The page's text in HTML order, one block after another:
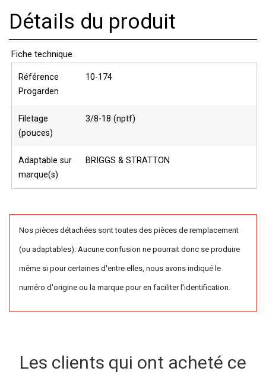
Détails du produit
Fiche technique
Référence
Progarden
10-174
Filetage
(pouces)
3/8-18 (nptf)
Adaptable sur
marque(s)
BRIGGS & STRATTON
Nos pièces détachées sont toutes des pièces de remplacement
(ou adaptables). Aucune confusion ne pourrait donc se produire
même si pour certaines d'entre elles, nous avons indiqué le
numéro d'origine ou la marque pour en faciliter l'identification.
Les clients qui ont acheté ce